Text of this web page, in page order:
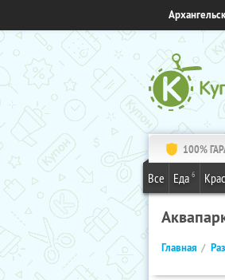
Архангельск
100%
Все Еда 6
Главная